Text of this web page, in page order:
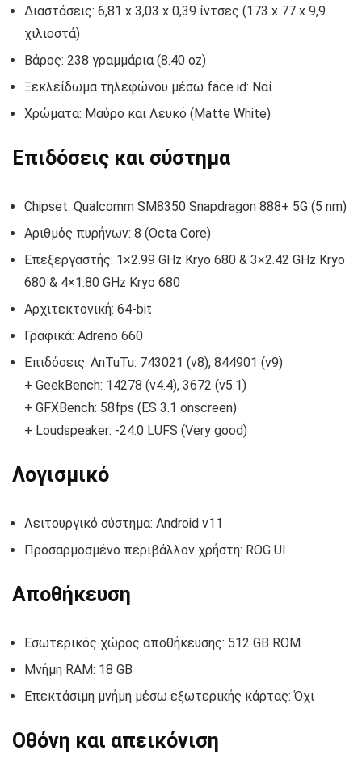
Διαστάσεις: 6,81 x 3,03 x 0,39 ίντσες (173 x 77 x 9,9
χιλιοστά)
Βάρος: 238 γραμμάρια (8.40 oz)
Ξεκλείδωμα τηλεφώνου μέσω face id: Ναί
Χρώματα: Μαύρο και Λευκό (Matte White)
Επιδόσεις και σύστημα
Chipset: Qualcomm SM8350 Snapdragon 888+ 5G (5 nm)
Αριθμός πυρήνων: 8 (Octa Core)
Επεξεργαστής: 1×2.99 GHz Kryo 680 & 3×2.42 GHz Kryo
680 & 4×1.80 GHz Kryo 680
Αρχιτεκτονική: 64-bit
Γραφικά: Adreno 660
Επιδόσεις: AnTuTu: 743021 (v8), 844901 (v9)
+ GeekBench: 14278 (v4.4), 3672 (v5.1)
+ GFXBench: 58fps (ES 3.1 onscreen)
+ Loudspeaker: -24.0 LUFS (Very good)
Λογισμικό
Λειτουργικό σύστημα: Android v11
Προσαρμοσμένο περιβάλλον χρήστη: ROG UI
Αποθήκευση
Εσωτερικός χώρος αποθήκευσης: 512 GB ROM
Μνήμη RAM: 18 GB
Επεκτάσιμη μνήμη μέσω εξωτερικής κάρτας: Όχι
Οθόνη και απεικόνιση